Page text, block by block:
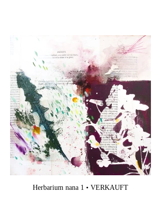
Herbarium nana 1 • VERKAUFT